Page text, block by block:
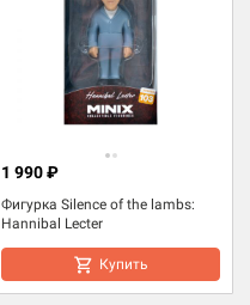
Фигурка Silence of the lambs:
Hannibal Lecter
1 990 ₽
Купить